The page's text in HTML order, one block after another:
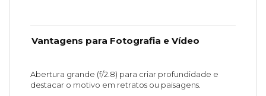
Vantagens para Fotografia e Vídeo
Abertura grande (f/2.8) para criar profundidade e
destacar o motivo em retratos ou paisagens.